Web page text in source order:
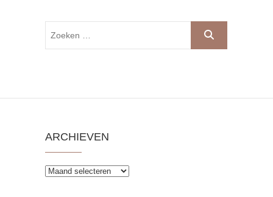
Zoeken
ARCHIEVEN
Archieven